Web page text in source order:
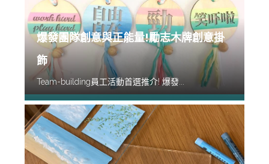
爆發團隊創意與正能量!勵志木牌創意掛
飾
Team-building員工活動首選推介! 爆發...